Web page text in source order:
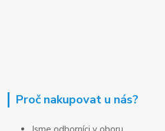
Proč nakupovat u nás?